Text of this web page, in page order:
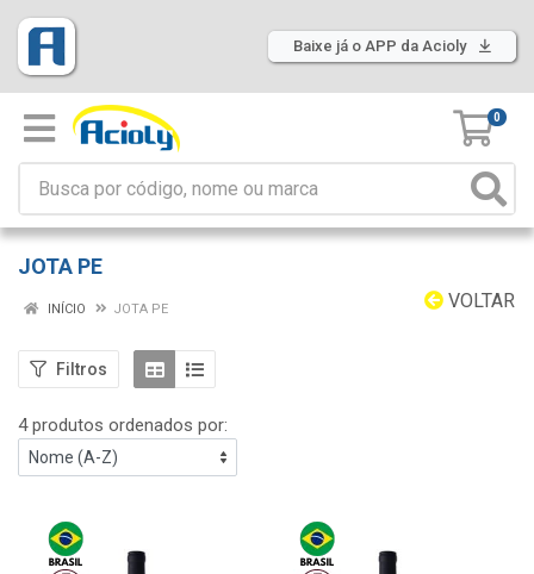
Baixe já o APP da Acioly
0
JOTA PE
VOLTAR
INÍCIO JOTA PE
Filtros
4 produtos ordenados por: